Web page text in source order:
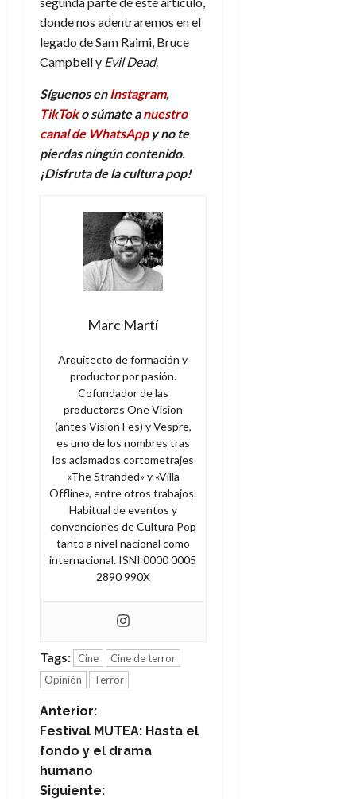
donde nos adentraremos en el
legado de Sam Raimi, Bruce
Campbell y Evil Dead.
Síguenos en Instagram,
TikToko súmate anuestro
canal de WhatsAppy no te
pierdas ningún contenido.
¡Disfruta de la cultura pop!
Marc Martí
Arquitecto de formación y
productor por pasión.
Cofundador de las
productoras One Vision
(antes Vision Fes) y Vespre,
es uno de los nombres tras
los aclamados cortometrajes
«The Stranded» y «Villa
Offline», entre otros trabajos.
Habitual de eventos y
convenciones de Cultura Pop
tanto a nivel nacional como
internacional. ISNI 0000 0005
2890 990X
Tags: Cine
Cine de terror
Opinión
Terror
N
a
v
Anterior:
Festival MUTEA: Hasta el
fondo y el drama
humano
Siguiente: